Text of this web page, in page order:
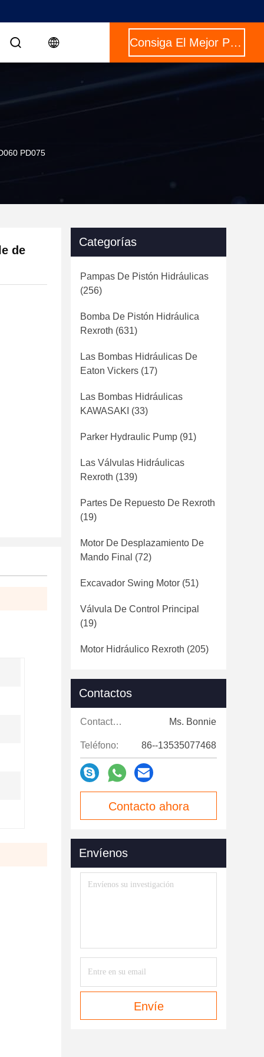
Consiga El Mejor Precio
PD075
de
Categorías
Pampas De Pistón Hidráulicas
(256)
Bomba De Pistón Hidráulica
Rexroth (631)
Las Bombas Hidráulicas De
Eaton Vickers (17)
Las Bombas Hidráulicas
KAWASAKI (33)
Parker Hydraulic Pump (91)
Las Válvulas Hidráulicas
Rexroth (139)
Partes De Repuesto De Rexroth
(19)
Motor De Desplazamiento De
Mando Final (72)
Excavador Swing Motor (51)
Válvula De Control Principal
(19)
Motor Hidráulico Rexroth (205)
Contactos
Contactos: Ms. Bonnie
Teléfono: 86--13535077468
Contacto ahora
Envíenos
Envíe